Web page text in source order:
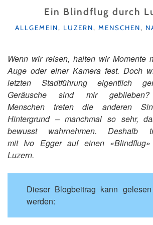
Ein Blindflug durch
KATEGORIEN
ALLGEMEIN, LUZERN, MENSCHEN,
Wenn wir reisen, halten wir Momente
Auge oder einer Kamera fest. Doch
letzten Stadtführung eigentlich
Geräusche sind mir
Menschen treten die anderen
Hintergrund – manchmal so sehr,
bewusst wahrnehmen.
mit Ivo Egger auf einen
Luzern.
Dieser Blogbeitrag kann gelesen
werden: